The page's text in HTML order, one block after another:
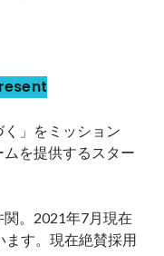
く」をミッション
を提供するスター
。2021年7月現在
ます。現在絶賛採用